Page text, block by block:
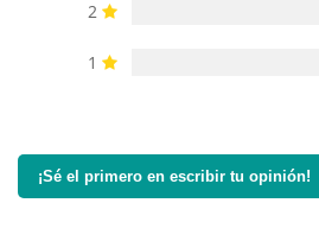
2
1
¡Sé el primero en escribir tu opinión!